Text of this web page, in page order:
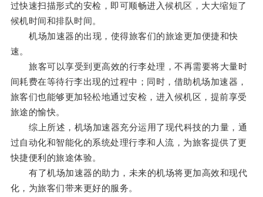
过快速扫描形式的安检，即可顺畅进入候机区，大大缩短了
候机时间和排队时间。
机场加速器的出现，使得旅客们的旅途更加便捷和快
速。
旅客可以享受到更高效的行李处理，不再需要将大量时
间耗费在等待行李出现的过程中；同时，借助机场加速器，
旅客们也能够更加轻松地通过安检，进入候机区，提前享受
旅途的愉快。
综上所述，机场加速器充分运用了现代科技的力量，通
过自动化和智能化的系统处理行李和人流，为旅客提供了更
快捷便利的旅途体验。
有了机场加速器的助力，未来的机场将更加高效和现代
化，为旅客们带来更好的服务。